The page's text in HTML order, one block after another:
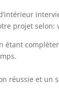
projet
étant
réussie et un